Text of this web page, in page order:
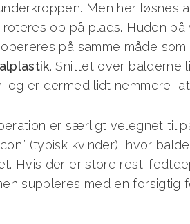
Men her løsnes
roteres op på plads. Huden
på samme måde
. Snittet over balderne
og er dermed lidt nemmere,
er særligt velegnet til
(typisk kvinder), hvor
Hvis der er store rest-
suppleres med en